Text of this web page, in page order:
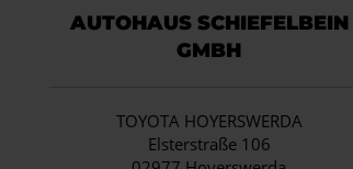
AUTOHAUS SCHIEFELBEIN
GMBH
TOYOTA HOYERSWERDA
Elsterstraße 106